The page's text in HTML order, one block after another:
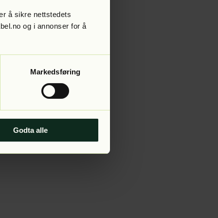
å sikre nettstedets
og i annonser for å
Markedsføring
Godta alle